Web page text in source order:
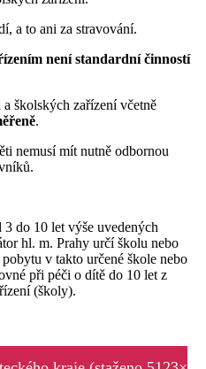
a to ani za stravování.
není standardní činností
školských zařízení včetně
.
nemusí mít nutně odbornou
do 10 let výše uvedených
hl. m. Prahy určí školu nebo
v takto určené škole nebo
při péči o dítě do 10 let z
(školy).